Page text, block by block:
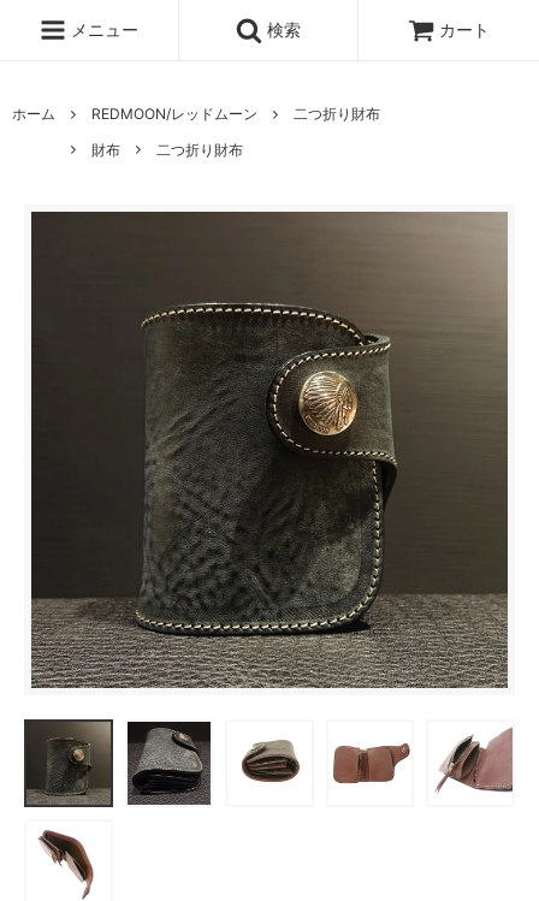
メニュー 検索 カート
ホーム REDMOON/レッドムーン
二つ折り財布
財布
二つ折り財布